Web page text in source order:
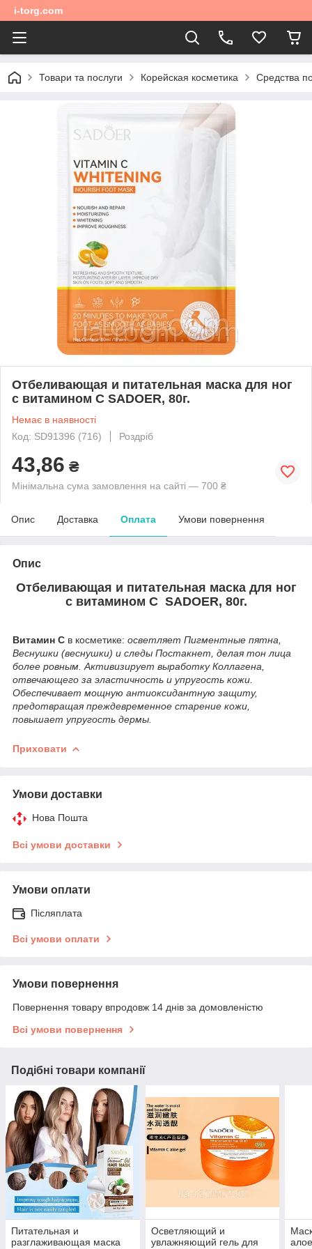
i-torg.com
Товари та послуги Корейская косметика Средства
Отбеливающая и питательная маска для ног
с витамином С SADOER, 80г.
Немає в наявності
Код: SD91396 (716)
Роздріб
43,86 ₴
Мінімальна сума замовлення на сайті — 700 ₴
Опис Доставка Оплата Умови повернення
Опис
Отбеливающая и питательная маска для ног
с витамином С SADOER, 80г.
Витамин С в косметике: осветляет Пигментные пятна,
Веснушки (веснушки) и следы Постакнет, делая тон лица
более ровным. Активизирует выработку Коллагена,
отвечающего за эластичность и упругость кожи.
Обеспечивает мощную антиоксидантную защиту,
предотвращая преждевременное старение кожи,
повышает упругость дермы.
Приховати
Умови доставки
Нова Пошта
Всі умови доставки
Умови оплати
Післяплата
Всі умови оплати
Умови повернення
Повернення товару впродовж 14 днів за домовленістю
Всі умови повернення
Подібні товари компанії
Питательная и
разглаживающая маска
Осветляющий и
увлажняющий гель для